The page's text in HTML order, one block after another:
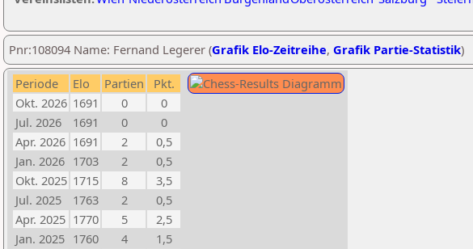
Pnr:108094 Name: Fernand Legerer (Grafik Elo-Zeitreihe, Grafik Partie-Statistik)
Periode Elo Partien
Pkt.
Okt. 2026 1691 0
0
Jul. 2026
1691 0
0
Apr. 2026 1691 2
0,5
Jan. 2026 1703 2
0,5
Okt. 2025 1715 8
3,5
Jul. 2025
1763 2
0,5
Apr. 2025 1770 5
2,5
Jan. 2025 1760 4
1,5